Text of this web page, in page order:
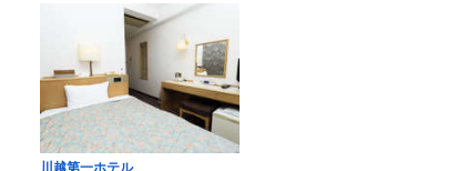
川越第一ホテル